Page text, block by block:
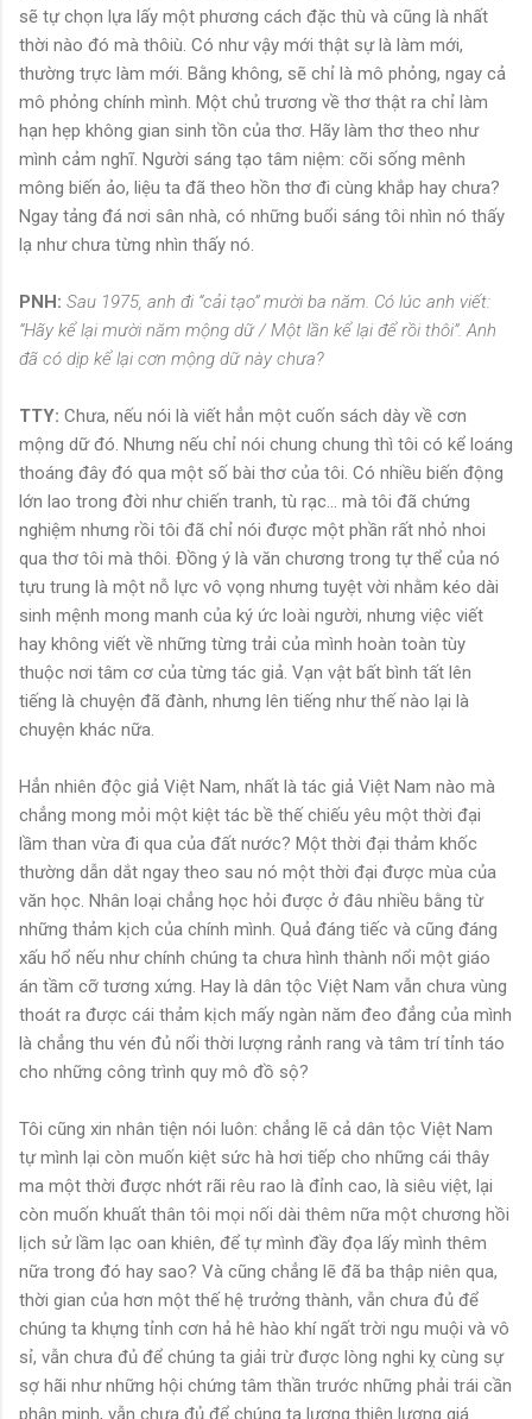
sẽ tự chọn lựa lấy một phương cách đặc thù và cũng là nhất
thời nào đó mà thôiù. Có như vậy mới thật sự là làm mới,
thường trực làm mới. Bằng không, sẽ chỉ là mô phỏng, ngay cả
mô phỏng chính mình. Một chủ trương về thơ thật ra chỉ làm
hạn hẹp không gian sinh tồn của thơ. Hãy làm thơ theo như
mình cảm nghĩ. Người sáng tạo tâm niệm: cõi sống mênh
mông biến ảo, liệu ta đã theo hồn thơ đi cùng khắp hay chưa?
Ngay tảng đá nơi sân nhà, có những buổi sáng tôi nhìn nó thấy
lạ như chưa từng nhìn thấy nó.
PNH: Sau 1975, anh đi “cải tạo” mười ba năm. Có lúc anh viết:
“Hãy kể lại mười năm mộng dữ / Một lần kể lại để rồi thôi”. Anh
đã có dịp kể lại cơn mộng dữ này chưa?
TTY: Chưa, nếu nói là viết hẳn một cuốn sách dày về cơn
mộng dữ đó. Nhưng nếu chỉ nói chung chung thì tôi có kể loáng
thoáng đây đó qua một số bài thơ của tôi. Có nhiều biến động
lớn lao trong đời như chiến tranh, tù rạc... mà tôi đã chứng
nghiệm nhưng rồi tôi đã chỉ nói được một phần rất nhỏ nhoi
qua thơ tôi mà thôi. Ðồng ý là văn chương trong tự thể của nó
tựu trung là một nỗ lực vô vọng nhưng tuyệt vời nhằm kéo dài
sinh mệnh mong manh của ký ức loài người, nhưng việc viết
hay không viết về những từng trải của mình hoàn toàn tùy
thuộc nơi tâm cơ của từng tác giả. Vạn vật bất bình tất lên
tiếng là chuyện đã đành, nhưng lên tiếng như thế nào lại là
chuyện khác nữa.
Hẳn nhiên độc giả Việt Nam, nhất là tác giả Việt Nam nào mà
chẳng mong mỏi một kiệt tác bề thế chiếu yêu một thời đại
lầm than vừa đi qua của đất nước? Một thời đại thảm khốc
thường dẫn dắt ngay theo sau nó một thời đại được mùa của
văn học. Nhân loại chẳng học hỏi được ở đâu nhiều bằng từ
những thảm kịch của chính mình. Quả đáng tiếc và cũng đáng
xấu hổ nếu như chính chúng ta chưa hình thành nổi một giáo
án tầm cỡ tương xứng. Hay là dân tộc Việt Nam vẫn chưa vùng
thoát ra được cái thảm kịch mấy ngàn năm đeo đẳng của mình
là chẳng thu vén đủ nổi thời lượng rảnh rang và tâm trí tỉnh táo
cho những công trình quy mô đồ sộ?
Tôi cũng xin nhân tiện nói luôn: chẳng lẽ cả dân tộc Việt Nam
tự mình lại còn muốn kiệt sức hà hơi tiếp cho những cái thây
ma một thời được nhớt rãi rêu rao là đỉnh cao, là siêu việt, lại
còn muốn khuất thân tôi mọi nối dài thêm nữa một chương hồi
lịch sử lầm lạc oan khiên, để tự mình đầy đọa lấy mình thêm
nữa trong đó hay sao? Và cũng chẳng lẽ đã ba thập niên qua,
thời gian của hơn một thế hệ trưởng thành, vẫn chưa đủ để
chúng ta khựng tỉnh cơn hả hê hào khí ngất trời ngu muội và vô
sỉ, vẫn chưa đủ để chúng ta giải trừ được lòng nghi kỵ cùng sự
sợ hãi như những hội chứng tâm thần trước những phải trái cần
phân minh, vẫn chưa đủ để chúng ta lương thiện lượng giá